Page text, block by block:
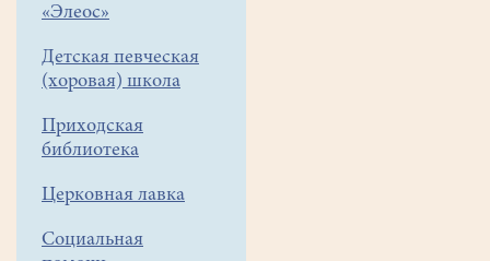
«Элеос»
Детская певческая
(хоровая) школа
Приходская
библиотека
Церковная лавка
Социальная